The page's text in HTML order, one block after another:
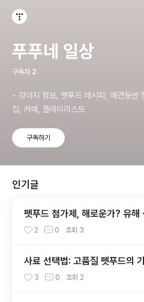
푸푸네 일상
구독자 2
• 강아지 정보, 펫푸드 레시피, 애견동반
집, 카페, 플레이리스트
구독하기
인기글
펫푸드 첨가제, 해로운가? 유해
스트
2 0 조회 3
사료 선택법: 고품질 펫푸드의
3 0 조회 2